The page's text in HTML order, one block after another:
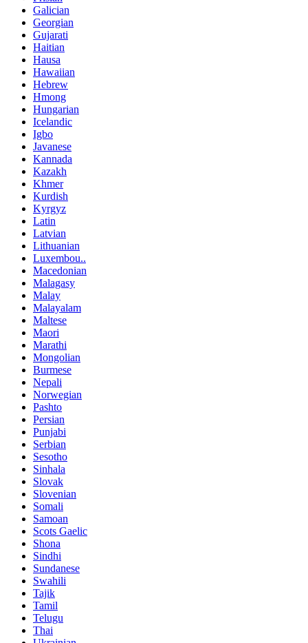
Galician
Georgian
Gujarati
Haitian
Hausa
Hawaiian
Hebrew
Hmong
Hungarian
Icelandic
Igbo
Javanese
Kannada
Kazakh
Khmer
Kurdish
Kyrgyz
Latin
Latvian
Lithuanian
Luxembou..
Macedonian
Malagasy
Malay
Malayalam
Maltese
Maori
Marathi
Mongolian
Burmese
Nepali
Norwegian
Pashto
Persian
Punjabi
Serbian
Sesotho
Sinhala
Slovak
Slovenian
Somali
Samoan
Scots Gaelic
Shona
Sindhi
Sundanese
Swahili
Tajik
Tamil
Telugu
Thai